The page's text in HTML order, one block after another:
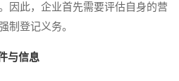
因此，企业首先需要评估自身的营
制登记义务。
与信息